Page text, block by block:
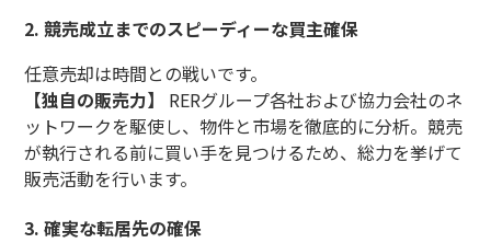
2. 競売成立までのスピーディーな買主確保
任意売却は時間との戦いです。
【独自の販売力】
RERグループ各社および協力会社のネ
ットワークを駆使し、物件と市場を徹底的に分析。競売
が執行される前に買い手を見つけるため、総力を挙げて
販売活動を行います。
3. 確実な転居先の確保